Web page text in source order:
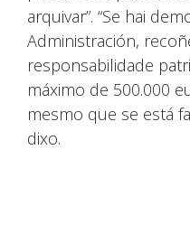
arquivar”. “Se hai
Administración,
responsabilidade
máximo de 500.000
mesmo que se está
dixo.